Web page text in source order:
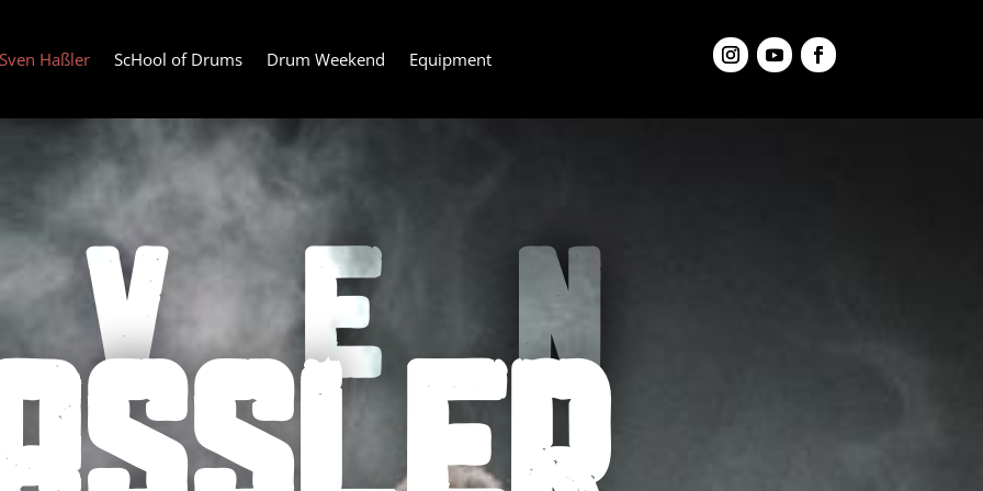
Sven Haßler ScHool of Drums Drum Weekend Equipment